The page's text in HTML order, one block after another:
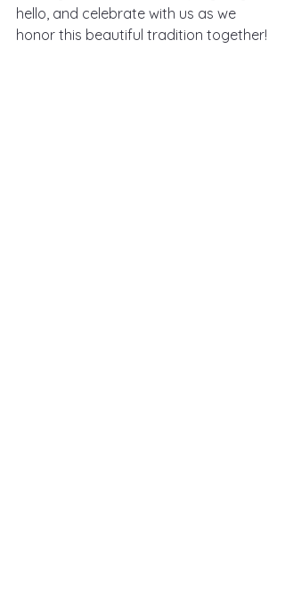
hello, and celebrate with us as we
honor this beautiful tradition together!